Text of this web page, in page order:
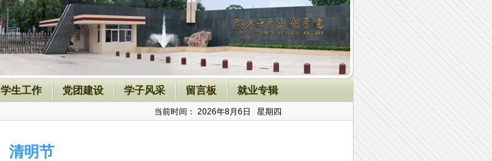
学生工作 党团建设 学子风采 留言板 就业专辑
当前时间： 2026年8月6日 星期四
清明节